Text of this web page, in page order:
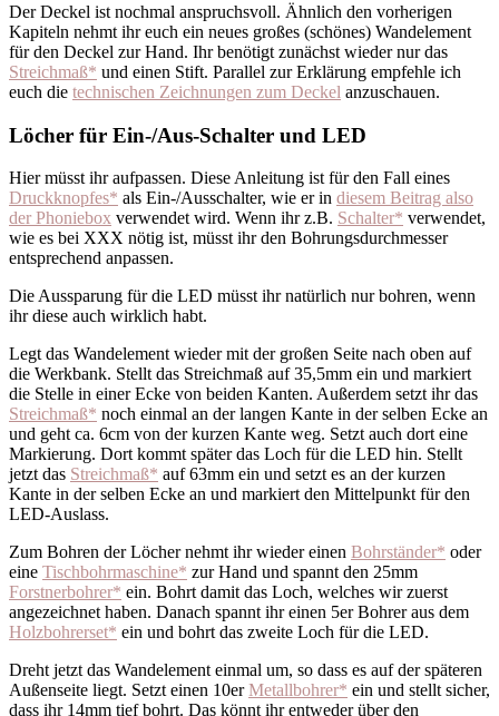
Der Deckel ist nochmal anspruchsvoll. Ähnlich den vorherigen
Kapiteln nehmt ihr euch ein neues großes (schönes) Wandelement
für den Deckel zur Hand. Ihr benötigt zunächst wieder nur das
Streichmaß* und einen Stift. Parallel zur Erklärung empfehle ich
euch die technischen Zeichnungen zum Deckel anzuschauen.
Löcher für Ein-/Aus-Schalter und LED
Hier müsst ihr aufpassen. Diese Anleitung ist für den Fall eines
Druckknopfes* als Ein-/Ausschalter, wie er in diesem Beitrag also
der Phoniebox verwendet wird. Wenn ihr z.B. Schalter* verwendet,
wie es bei XXX nötig ist, müsst ihr den Bohrungsdurchmesser
entsprechend anpassen.
Die Aussparung für die LED müsst ihr natürlich nur bohren, wenn
ihr diese auch wirklich habt.
Legt das Wandelement wieder mit der großen Seite nach oben auf
die Werkbank. Stellt das Streichmaß auf 35,5mm ein und markiert
die Stelle in einer Ecke von beiden Kanten. Außerdem setzt ihr das
Streichmaß* noch einmal an der langen Kante in der selben Ecke an
und geht ca. 6cm von der kurzen Kante weg. Setzt auch dort eine
Markierung. Dort kommt später das Loch für die LED hin. Stellt
jetzt das Streichmaß* auf 63mm ein und setzt es an der kurzen
Kante in der selben Ecke an und markiert den Mittelpunkt für den
LED-Auslass.
Zum Bohren der Löcher nehmt ihr wieder einen Bohrständer* oder
eine Tischbohrmaschine* zur Hand und spannt den 25mm
Forstnerbohrer* ein. Bohrt damit das Loch, welches wir zuerst
angezeichnet haben. Danach spannt ihr einen 5er Bohrer aus dem
Holzbohrerset* ein und bohrt das zweite Loch für die LED.
Dreht jetzt das Wandelement einmal um, so dass es auf der späteren
Außenseite liegt. Setzt einen 10erMetallbohrer* ein und stellt sicher,
dass ihr 14mm tief bohrt. Das könnt ihr entweder über den